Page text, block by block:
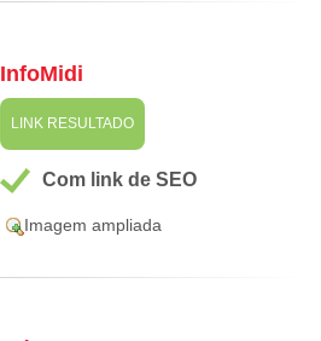
InfoMidi
LINK RESULTADO
Com link de SEO
Imagem ampliada